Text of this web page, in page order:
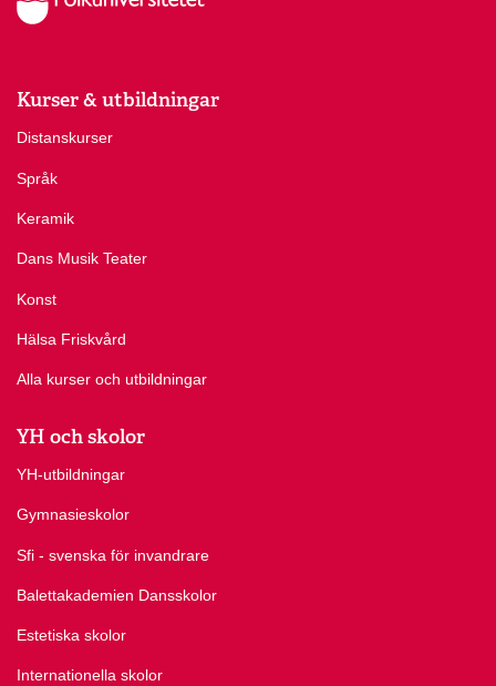
Kurser & utbildningar
Distanskurser
Språk
Keramik
Dans Musik Teater
Konst
Hälsa Friskvård
Alla kurser och utbildningar
YH och skolor
YH-utbildningar
Gymnasieskolor
Sfi - svenska för invandrare
Balettakademien Dansskolor
Estetiska skolor
Internationella skolor